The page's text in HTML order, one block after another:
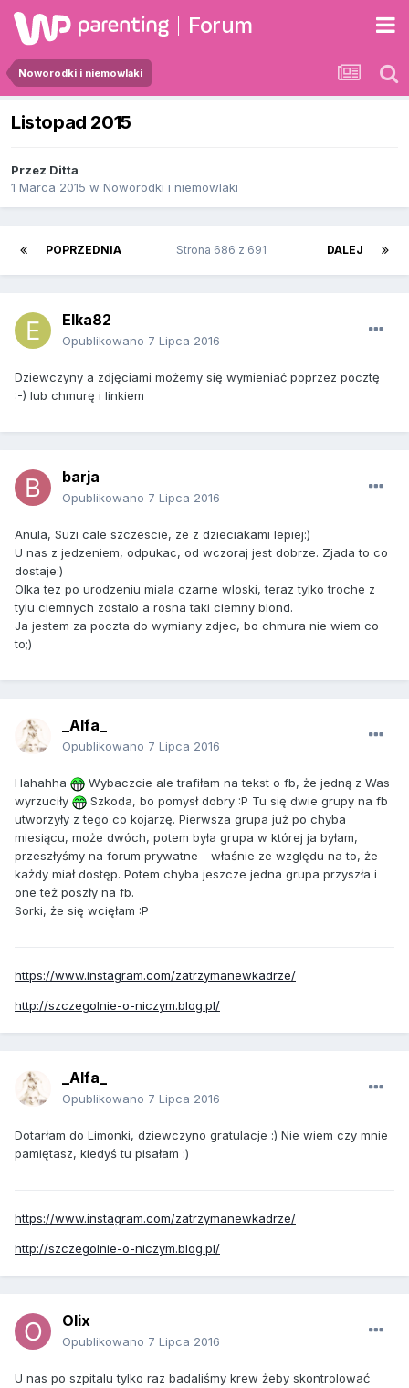
Forum
Noworodki i niemowlaki
Listopad 2015
Przez Ditta
1 Marca 2015 w Noworodki i niemowlaki
POPRZEDNIA DALEJ
Strona 686 z 691
Elka82
Opublikowano 7 Lipca 2016
Dziewczyny a zdjęciami możemy się wymieniać poprzez pocztę
:-) lub chmurę i linkiem
barja
Opublikowano 7 Lipca 2016
Anula, Suzi cale szczescie, ze z dzieciakami lepiej:)
U nas z jedzeniem, odpukac, od wczoraj jest dobrze. Zjada to co
dostaje:)
Olka tez po urodzeniu miala czarne wloski, teraz tylko troche z
tylu ciemnych zostalo a rosna taki ciemny blond.
Ja jestem za poczta do wymiany zdjec, bo chmura nie wiem co
to;)
_Alfa_
Opublikowano 7 Lipca 2016
Hahahha
Wybaczcie ale trafiłam na tekst o fb, że jedną z Was
wyrzuciły
Szkoda, bo pomysł dobry :P Tu się dwie grupy na fb
utworzyły z tego co kojarzę. Pierwsza grupa już po chyba
miesiącu, może dwóch, potem była grupa w której ja byłam,
przeszłyśmy na forum prywatne - właśnie ze względu na to, że
każdy miał dostęp. Potem chyba jeszcze jedna grupa przyszła i
one też poszły na fb.
Sorki, że się wcięłam :P
https://www.instagram.com/zatrzymanewkadrze/
http://szczegolnie-o-niczym.blog.pl/
_Alfa_
Opublikowano 7 Lipca 2016
Dotarłam do Limonki, dziewczyno gratulacje :) Nie wiem czy mnie
pamiętasz, kiedyś tu pisałam :)
https://www.instagram.com/zatrzymanewkadrze/
http://szczegolnie-o-niczym.blog.pl/
Olix
Opublikowano 7 Lipca 2016
U nas po szpitalu tylko raz badaliśmy krew żeby skontrolować